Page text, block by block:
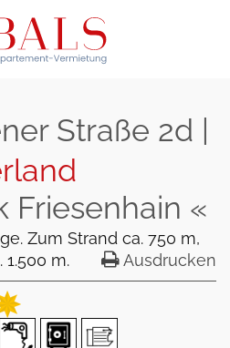
Straße 2d |
Friesenhain «
Zum Strand ca. 750 m,
1.500 m.
Ausdrucken